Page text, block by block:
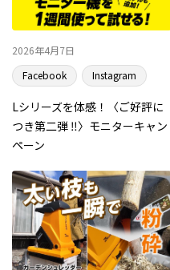
2026年4月7日
Facebook
Instagram
Lシリーズを体感！〈ご好評に
つき第二弾 ‼〉モニターキャン
ペーン